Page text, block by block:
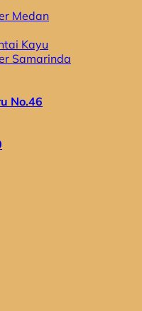
Medan
Kayu
Samarinda
No.46